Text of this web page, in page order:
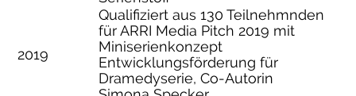
2019
Qualifiziert aus 130 Teilnehmnden
für ARRI Media Pitch 2019 mit
Miniserienkonzept
Entwicklungsförderung für
Dramedyserie, Co-Autorin